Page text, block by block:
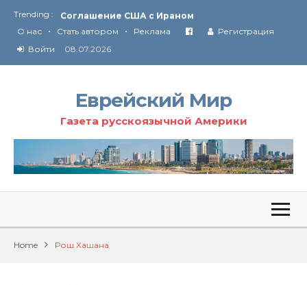
Trending :
Соглашение США с Ираном
Технология Революции в Иране
О нас • Стать автором • Реклама
Регистрация
Войти
08.07.2026
Еврейский Мир
Газета русскоязычной Америки
Home Рош Хашана